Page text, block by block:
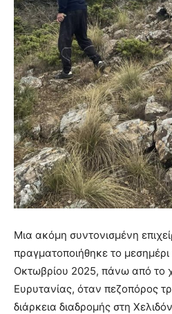
Μια ακόμη συντονισμένη
πραγματοποιήθηκε το
Οκτωβρίου 2025, πάνω από το
Ευρυτανίας, όταν πεζοπόρος
διάρκεια διαδρομής στη